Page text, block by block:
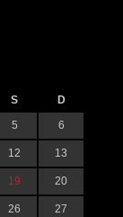
S
D
5 6
12 13
19 20
26 27